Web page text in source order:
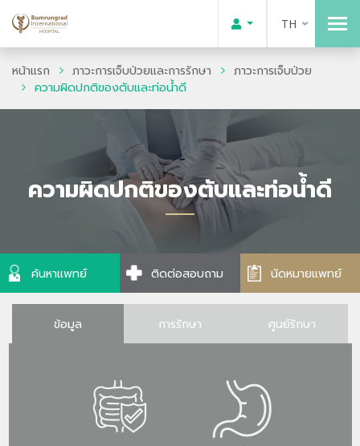
TH
หน้าแรก ภาวะการเจ็บป่วยและการรักษา
ภาวะการเจ็บป่วย
ความผิดปกติของตับและท่อน้ำดี
ความผิดปกติของตับและท่อน้ำดี
ค้นหาแพทย์ ติดต่อสอบถาม นัดหมายแพทย์
ข้อมูล การรักษา ศูนย์รักษา